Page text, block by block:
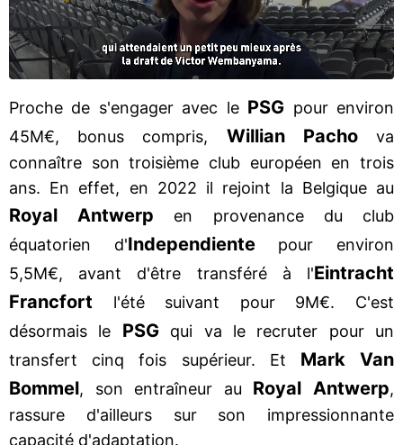
Proche de s'engager avec le PSG pour environ
45M€, bonus compris, Willian Pachova
connaître son troisième club européen en trois
ans. En effet, en 2022 il rejoint la Belgique au
Royal Antwerp en provenance du club
équatorien d'Independientepour environ
5,5M€, avant d'être transféré à l'Eintracht
Francfort l'été suivant pour 9M€. C'est
désormais le PSG
qui va le recruter pour un
transfert cinq fois supérieur. Et Mark Van
Bommel, son entraîneur au Royal Antwerp,
rassure d'ailleurs sur son impressionnante
capacité d'adaptation.